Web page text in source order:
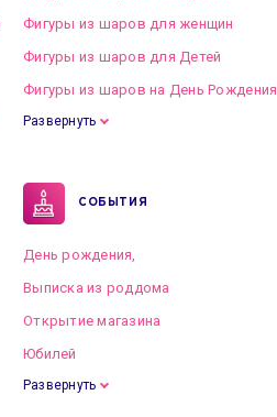
Фигуры из шаров для женщин
Фигуры из шаров для Детей
Фигуры из шаров на День Рождения
Развернуть
СОБЫТИЯ
День рождения,
Выписка из роддома
Открытие магазина
Юбилей
Развернуть